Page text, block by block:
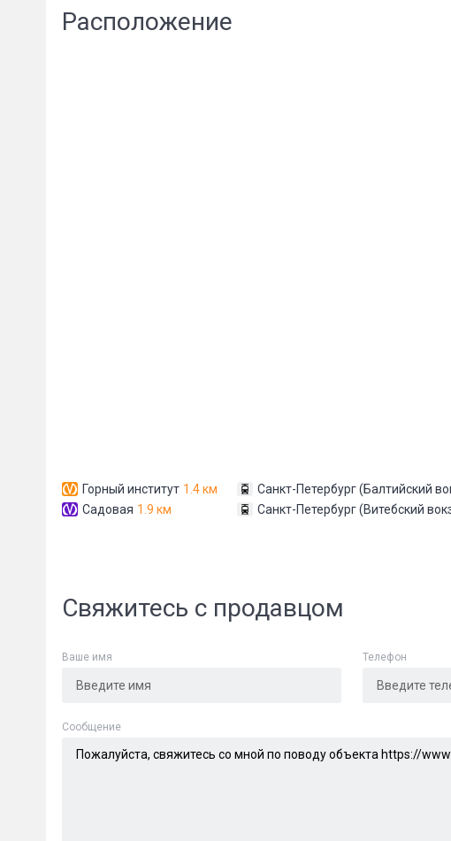
Расположение
Горный институт 1.4 км
Садовая 1.9 км
Санкт-Петербург (Балтийский
Санкт-Петербург (Витебский
Свяжитесь с продавцом
Ваше имя Телефон
Cообщение